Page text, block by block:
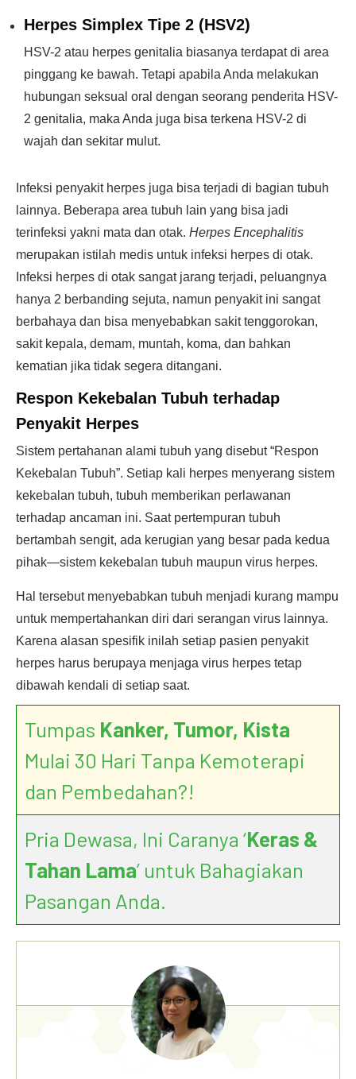
Herpes Simplex Tipe 2 (HSV2)
HSV-2 atau herpes genitalia biasanya terdapat di area
pinggang ke bawah. Tetapi apabila Anda melakukan
hubungan seksual oral dengan seorang penderita HSV-
2 genitalia, maka Anda juga bisa terkena HSV-2 di
wajah dan sekitar mulut.
Infeksi penyakit herpes juga bisa terjadi di bagian tubuh
lainnya. Beberapa area tubuh lain yang bisa jadi
terinfeksi yakni mata dan otak. Herpes Encephalitis
merupakan istilah medis untuk infeksi herpes di otak.
Infeksi herpes di otak sangat jarang terjadi, peluangnya
hanya 2 berbanding sejuta, namun penyakit ini sangat
berbahaya dan bisa menyebabkan sakit tenggorokan,
sakit kepala, demam, muntah, koma, dan bahkan
kematian jika tidak segera ditangani.
Respon Kekebalan Tubuh terhadap
Penyakit Herpes
Sistem pertahanan alami tubuh yang disebut “Respon
Kekebalan Tubuh”. Setiap kali herpes menyerang sistem
kekebalan tubuh, tubuh memberikan perlawanan
terhadap ancaman ini. Saat pertempuran tubuh
bertambah sengit, ada kerugian yang besar pada kedua
pihak—sistem kekebalan tubuh maupun virus herpes.
Hal tersebut menyebabkan tubuh menjadi kurang mampu
untuk mempertahankan diri dari serangan virus lainnya.
Karena alasan spesifik inilah setiap pasien penyakit
herpes harus berupaya menjaga virus herpes tetap
dibawah kendali di setiap saat.
Tumpas Kanker, Tumor, Kista
Mulai 30 Hari Tanpa Kemoterapi
dan Pembedahan?!
Pria Dewasa, Ini Caranya ‘Keras &
Tahan Lama’ untuk Bahagiakan
Pasangan Anda.